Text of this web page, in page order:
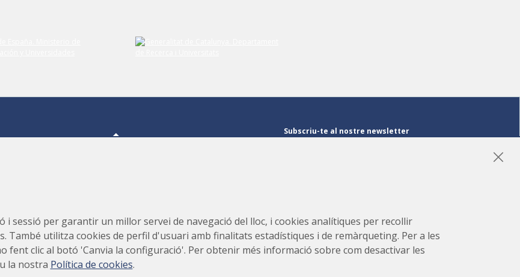
Laboratori de Llum Sincrotró (CELLS)
Subscriu-te al nostre newsletter
i sessió per garantir un millor servei de navegació del lloc, i cookies analítiques per recollir
També utilitza cookies de perfil d'usuari amb finalitats estadístiques i de remàrqueting. Per a les
fent clic al botó 'Canvia la configuració'. Per obtenir més informació sobre com desactivar les
la nostra Política de cookies.